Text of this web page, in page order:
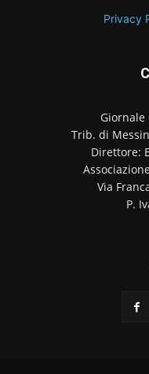
Privacy
Trib. di
Direttore:
Via
P.